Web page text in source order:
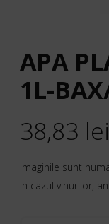
APA
1L-
38,83 lei
Imaginile sunt
In cazul vinurilor,